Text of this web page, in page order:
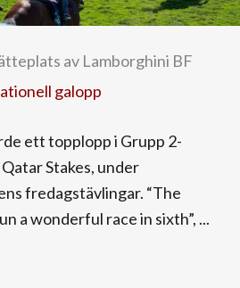
av Lamborghini BF
galopp
ett topplopp i Grupp 2-
Stakes, under
fredagstävlingar. “The
a wonderful race in sixth”, ...